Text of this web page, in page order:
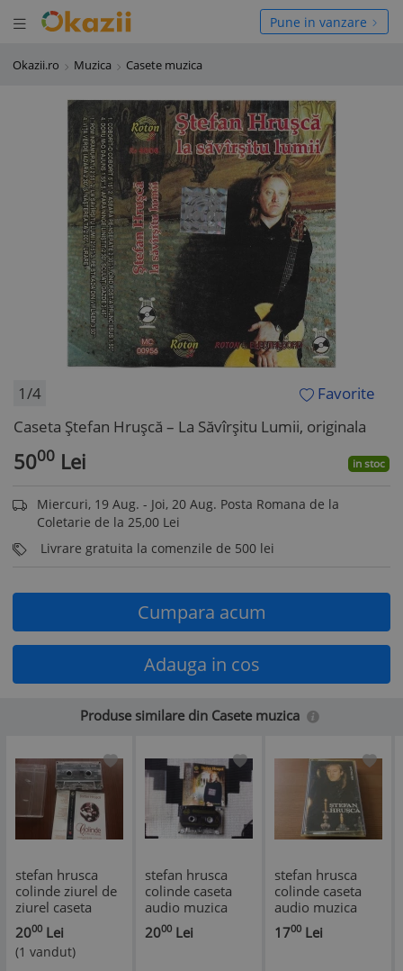
Deschide meniul
meniul Pune in vanzare
Okazii.ro Muzica Casete muzica
1/4
Favorite
Caseta Ștefan Hrușcă ‎– La Săvîrșitu Lumii, originala
5000 Lei in stoc
Miercuri, 19 Aug. - Joi, 20 Aug. Posta Romana de la
Coletarie de la 25,00 Lei
Livrare gratuita la comenzile de 500 lei
Cumpara acum
Adauga in cos
Produse similare din Casete muzica
stefan hrusca
colinde ziurel de
ziurel caseta
audio muzica
sarbatori folk
1995
2000 Lei
(1 vandut)
stefan hrusca
colinde caseta
audio muzica
folk sarbatori
populara roton
2000 Lei
stefan hrusca
colinde caseta
audio muzica
sarbatori folk
electrecord STC
1700 Lei